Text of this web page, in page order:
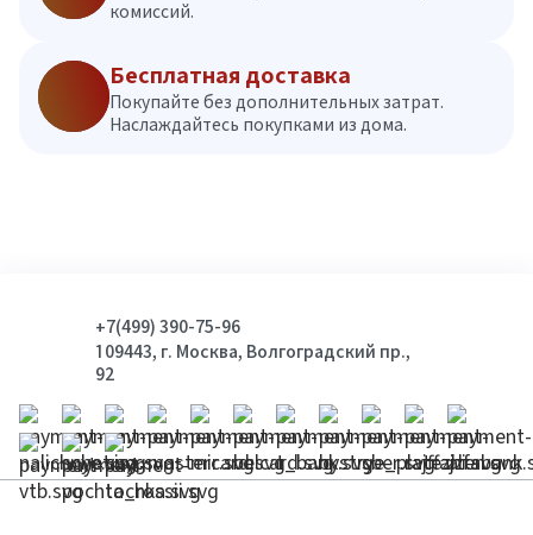
комиссий.
Бесплатная доставка
Покупайте без дополнительных затрат.
Наслаждайтесь покупками из дома.
+7(499) 390-75-96
109443, г. Москва, Волгоградский пр.,
92